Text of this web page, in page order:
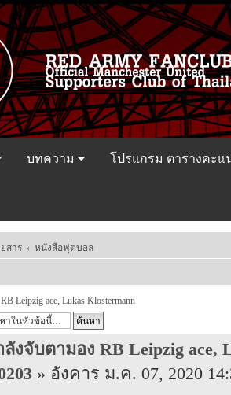
บทความ โปรแกรม ตารางคะ
สาร ‹ หนังสือฟุตบอล
Leipzig ace, Lukas Klostermann
งจับตามอง RB Leipzig ace,
» อังคาร ม.ค. 07, 2020